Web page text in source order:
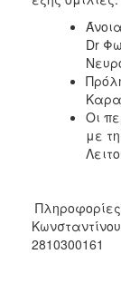
Dr
Οι
με
2810300161